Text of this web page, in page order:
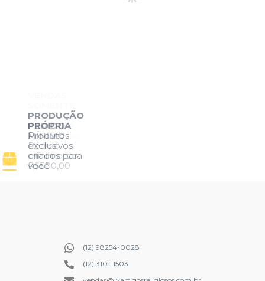
(12) 98254-0028
(12) 3101-1503